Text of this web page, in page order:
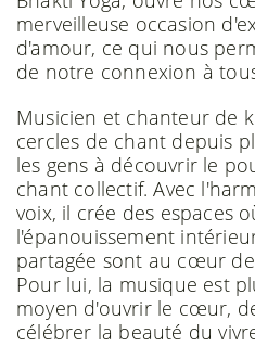
merveilleuse occasion
d'amour, ce qui nous
de notre connexion à
Musicien et chanteur de
cercles de chant depuis
les gens à découvrir le
chant collectif. Avec
voix, il crée des espaces
l'épanouissement
partagée sont au cœur
Pour lui, la musique est
moyen d'ouvrir le cœur,
célébrer la beauté du